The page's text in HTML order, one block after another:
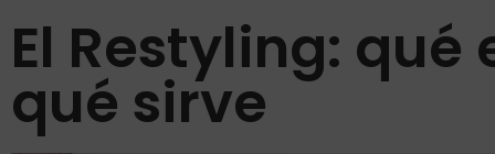
El Restyling: qué
qué sirve